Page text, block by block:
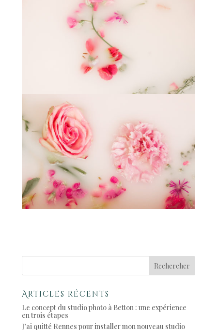
Articles récents
Le concept du studio photo à Betton : une expérience
en trois étapes
J’ai quitté Rennes pour installer mon nouveau studio